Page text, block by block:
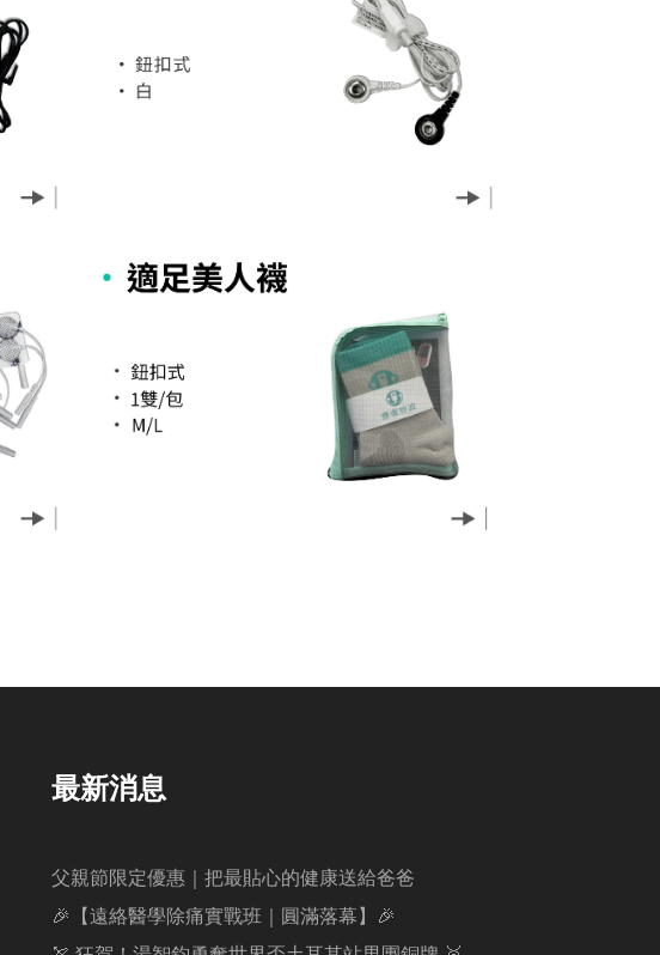
最新消息
父親節限定優惠｜把最貼心的健康送給爸爸
🎉【遠絡醫學除痛實戰班｜圓滿落幕】🎉